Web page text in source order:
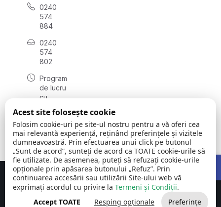
0240
574
884
0240
574
802
Program
de lucru
cu
luni -
vineri:
08:00 -
16:00
Comuna Carcaliu | județul
©
Toate drepturile
Concept realizat deBig Media Relații Publice SRL
Acest site folosește cookie
Folosim cookie-uri pe site-ul nostru pentru a vă oferi cea
mai relevantă experiență, reținând preferințele și vizitele
dumneavoastră. Prin efectuarea unui click pe butonul
„Sunt de acord”, sunteți de acord ca TOATE cookie-urile să
fie utilizate. De asemenea, puteți să refuzați cookie-urile
opționale prin apăsarea butonului „Refuz”. Prin
continuarea accesării sau utilizării Site-ului web vă
exprimați acordul cu privire la Termeni și Condiții.
Accept TOATE
Resping opționale Preferințe